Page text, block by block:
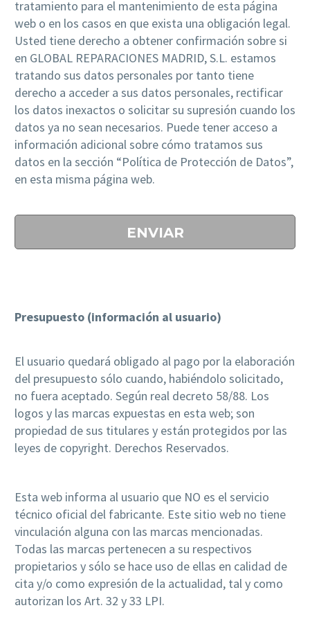
tratamiento para el mantenimiento de esta página
web o en los casos en que exista una obligación legal.
Usted tiene derecho a obtener confirmación sobre si
en GLOBAL REPARACIONES MADRID, S.L. estamos
tratando sus datos personales por tanto tiene
derecho a acceder a sus datos personales, rectificar
los datos inexactos o solicitar su supresión cuando los
datos ya no sean necesarios. Puede tener acceso a
información adicional sobre cómo tratamos sus
datos en la sección “Política de Protección de Datos”,
en esta misma página web.
Presupuesto (información al usuario)
El usuario quedará obligado al pago por la elaboración
del presupuesto sólo cuando, habiéndolo solicitado,
no fuera aceptado. Según real decreto 58/88. Los
logos y las marcas expuestas en esta web; son
propiedad de sus titulares y están protegidos por las
leyes de copyright. Derechos Reservados.
Esta web informa al usuario que NO es el servicio
técnico oficial del fabricante. Este sitio web no tiene
vinculación alguna con las marcas mencionadas.
Todas las marcas pertenecen a su respectivos
propietarios y sólo se hace uso de ellas en calidad de
cita y/o como expresión de la actualidad, tal y como
autorizan los Art. 32 y 33 LPI.